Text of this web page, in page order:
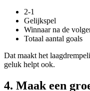
2-1
Gelijkspel
Winnaar na de
Totaal aantal goals
Dat maakt het
geluk helpt ook.
4. Maak een